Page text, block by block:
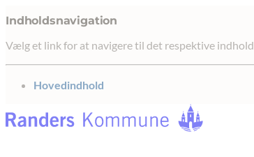
Indholdsnavigation
Vælg et link for at navigere til det respektive indhold.
gå til
Hovedindhold